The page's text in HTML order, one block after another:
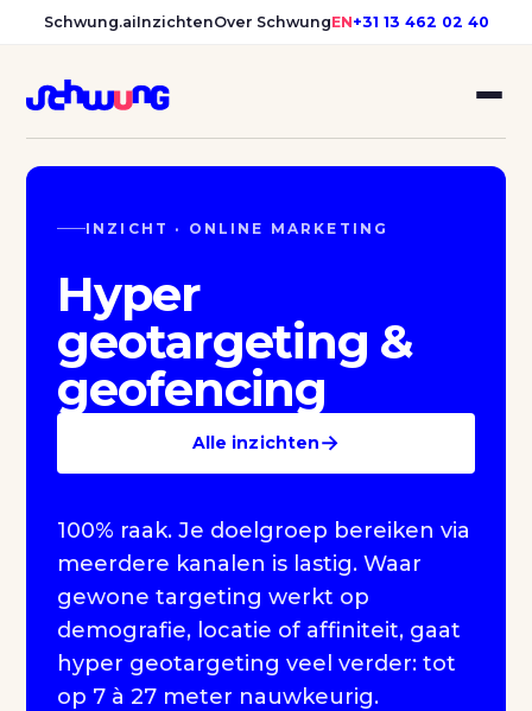
Schwung.aiInzichtenOver SchwungEN+31 13 462 02 40
INZICHT · ONLINE MARKETING
Hyper
geotargeting &
geofencing
Alle inzichten→
100% raak. Je doelgroep bereiken via
meerdere kanalen is lastig. Waar
gewone targeting werkt op
demografie, locatie of affiniteit, gaat
hyper geotargeting veel verder: tot
op 7 à 27 meter nauwkeurig.